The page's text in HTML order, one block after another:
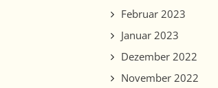
Februar 2023
Januar 2023
Dezember 2022
November 2022